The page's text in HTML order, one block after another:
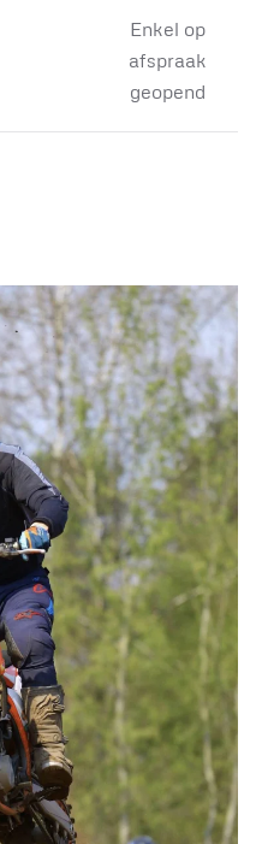
Enkel op
afspraak
geopend